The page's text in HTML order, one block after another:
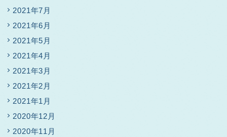
2021年7月
2021年6月
2021年5月
2021年4月
2021年3月
2021年2月
2021年1月
2020年12月
2020年11月